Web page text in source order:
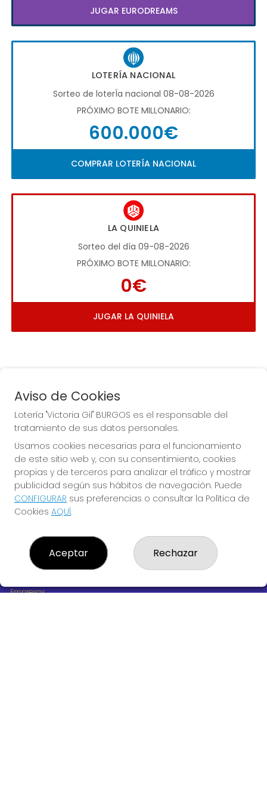
JUGAR EURODREAMS
LOTERÍA NACIONAL
Sorteo de loterÍa nacional 08-08-2026
PRÓXIMO BOTE MILLONARIO:
600.000€
COMPRAR LOTERÍA NACIONAL
LA QUINIELA
Sorteo del día 09-08-2026
PRÓXIMO BOTE MILLONARIO:
0€
JUGAR LA QUINIELA
La de la Antigua de
Gamonal
¿Quiénes somos?
Comprar lotería
Resultados
Empresas
Aviso de Cookies
Lotería "Victoria Gil" BURGOS es el responsable del
tratamiento de sus datos personales.
Usamos cookies necesarias para el funcionamiento
de este sitio web y, con su consentimiento, cookies
propias y de terceros para analizar el tráfico y mostrar
publicidad según sus hábitos de navegación. Puede
CONFIGURAR sus preferencias o consultar la Política de
Cookies AQUÍ.
Aceptar Rechazar